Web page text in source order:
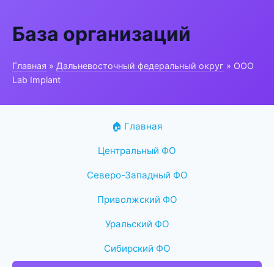
База организаций
Главная » Дальневосточный федеральный округ » ООО
Lab Implant
🏠 Главная
Центральный ФО
Северо-Западный ФО
Приволжский ФО
Уральский ФО
Сибирский ФО